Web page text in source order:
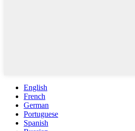
English
French
German
Portuguese
Spanish